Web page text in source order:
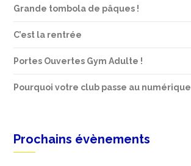
Grande tombola de pâques !
C’est la rentrée
Portes Ouvertes Gym Adulte !
Pourquoi votre club passe au numérique
Prochains évènements